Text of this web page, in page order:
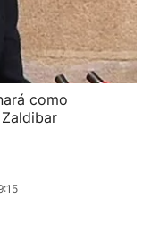
como